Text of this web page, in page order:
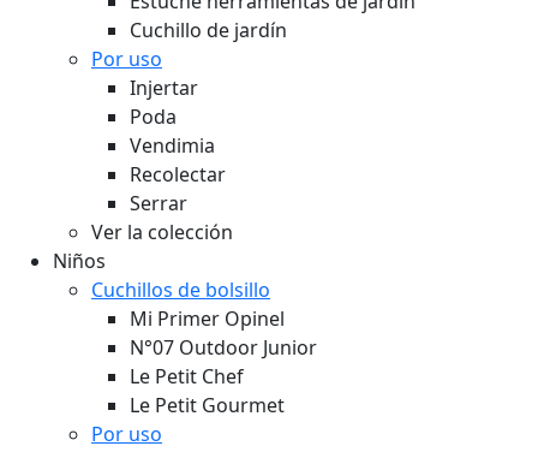
Cuchillo de jardín
Por uso
Injertar
Poda
Vendimia
Recolectar
Serrar
Ver la colección
Niños
Cuchillos de bolsillo
Mi Primer Opinel
N°07 Outdoor Junior
Le Petit Chef
Le Petit Gourmet
Por uso